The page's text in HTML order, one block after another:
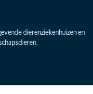
dierenziekenhuizen en